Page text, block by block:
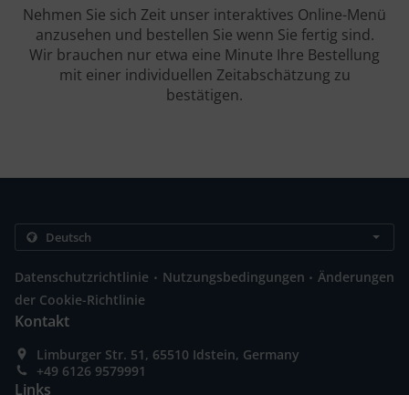
Nehmen Sie sich Zeit unser interaktives Online-Menü
anzusehen und bestellen Sie wenn Sie fertig sind.
Wir brauchen nur etwa eine Minute Ihre Bestellung
mit einer individuellen Zeitabschätzung zu
bestätigen.
Datenschutzrichtlinie . Nutzungsbedingungen . Änderungen
der Cookie-Richtlinie
Kontakt
Limburger Str. 51, 65510 Idstein, Germany
+49 6126 9579991
Links